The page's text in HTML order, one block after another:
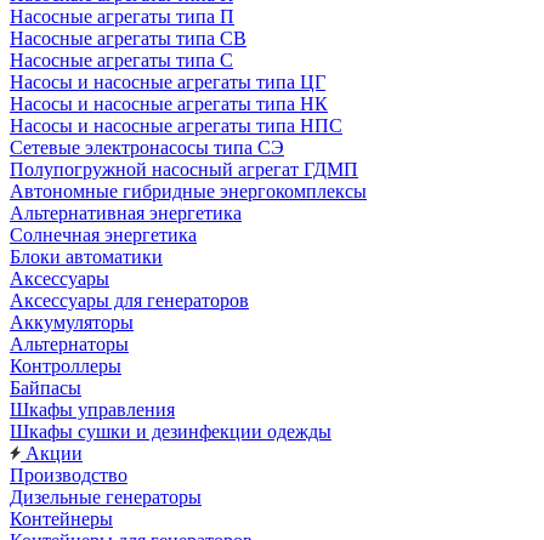
Насосные агрегаты типа П
Насосные агрегаты типа СВ
Насосные агрегаты типа С
Насосы и насосные агрегаты типа ЦГ
Насосы и насосные агрегаты типа НК
Насосы и насосные агрегаты типа НПС
Сетевые электронасосы типа СЭ
Полупогружной насосный агрегат ГДМП
Автономные гибридные энергокомплексы
Альтернативная энергетика
Солнечная энергетика
Блоки автоматики
Аксессуары
Аксессуары для генераторов
Аккумуляторы
Альтернаторы
Контроллеры
Байпасы
Шкафы управления
Шкафы сушки и дезинфекции одежды
Акции
Производство
Дизельные генераторы
Контейнеры